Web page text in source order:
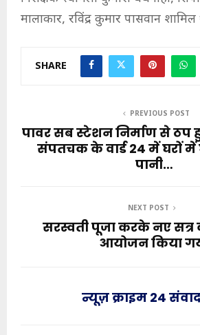
मालाकार, रविंद्र कुमार पासवान शामिल
SHARE
PREVIOUS POST
पावर सब स्टेशन निर्माण से ठप
संपतचक के वार्ड 24 में घरों
पानी…
NEXT POST
सरस्वती पूजा करके नए सत्र
आयोजन किया
न्यूज़ क्राइम 24